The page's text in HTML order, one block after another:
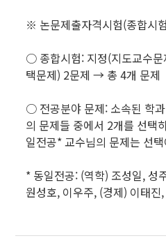
※ 논문제출자격시험(종합시
○ 종합시험: 지정(지도교수
택문제) 2문제 → 총 4개 문제
○ 전공분야 문제: 소속된 학
의 문제들 중에서 2개를 선택
일전공* 교수님의 문제는 선
* 동일전공: (역학) 조성일, 성
원성호, 이우주, (경제) 이태진